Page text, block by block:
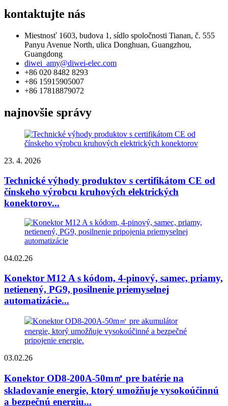
kontaktujte nás
Miestnosť 1603, budova 1, sídlo spoločnosti Tianan, č. 555
Panyu Avenue North, ulica Donghuan, Guangzhou,
Guangdong
diwei_amy@diwei-elec.com
+86 020 8482 8293
+86 15915905007
+86 17818879072
najnovšie správy
23. 4. 2026
Technické výhody produktov s certifikátom CE od
čínskeho výrobcu kruhových elektrických
konektorov...
04.02.26
Konektor M12 A s kódom, 4-pinový, samec, priamy,
netienený, PG9, posilnenie priemyselnej
automatizácie...
03.02.26
Konektor OD8-200A-50m㎡ pre batérie na
skladovanie energie, ktorý umožňuje vysokoúčinnú
a bezpečnú energiu...